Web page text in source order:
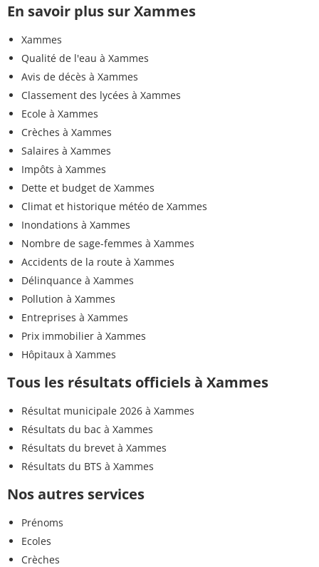
En savoir plus sur Xammes
Xammes
Qualité de l'eau à Xammes
Avis de décès à Xammes
Classement des lycées à Xammes
Ecole à Xammes
Crèches à Xammes
Salaires à Xammes
Impôts à Xammes
Dette et budget de Xammes
Climat et historique météo de Xammes
Inondations à Xammes
Nombre de sage-femmes à Xammes
Accidents de la route à Xammes
Délinquance à Xammes
Pollution à Xammes
Entreprises à Xammes
Prix immobilier à Xammes
Hôpitaux à Xammes
Tous les résultats officiels à Xammes
Résultat municipale 2026 à Xammes
Résultats du bac à Xammes
Résultats du brevet à Xammes
Résultats du BTS à Xammes
Nos autres services
Prénoms
Ecoles
Crèches